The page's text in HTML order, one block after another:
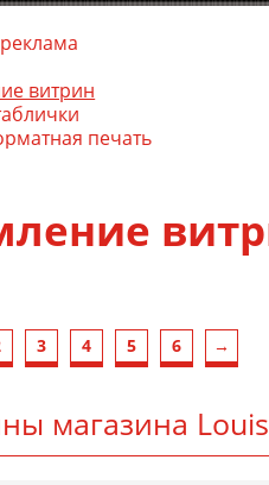
витрин
пе­чать
3 4 5 6 →
ма­гази­на